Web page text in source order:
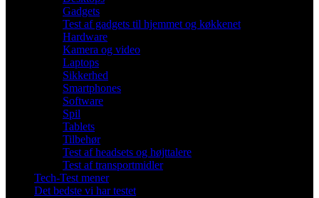
Gadgets
Test af gadgets til hjemmet og køkkenet
Hardware
Kamera og video
Laptops
Sikkerhed
Smartphones
Software
Spil
Tablets
Tilbehør
Test af headsets og højttalere
Test af transportmidler
Tech-Test mener
Det bedste vi har testet